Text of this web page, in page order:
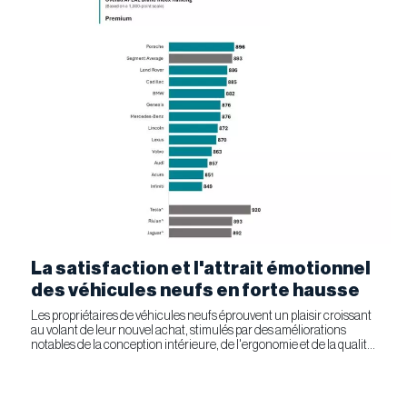
La satisfaction et l'attrait émotionnel
des véhicules neufs en forte hausse
Les propriétaires de véhicules neufs éprouvent un plaisir croissant
au volant de leur nouvel achat, stimulés par des améliorations
notables de la conception intérieure, de l'ergonomie et de la qualité
générale. Selon l'étude APEAL 2026 de J.D....